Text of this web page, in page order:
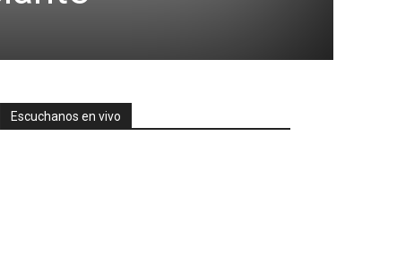
Escuchanos en vivo